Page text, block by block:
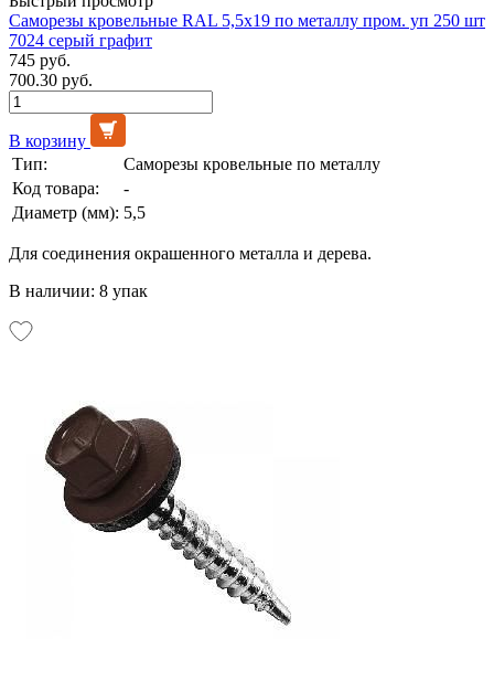
Саморезы кровельные RAL 5,5х19 по металлу пром. уп 250 шт
7024 серый графит
745 руб.
700.30 руб.
В корзину
Тип:
Саморезы кровельные по металлу
Код товара:
-
Диаметр (мм): 5,5
Для соединения окрашенного металла и дерева.
В наличии: 8 упак